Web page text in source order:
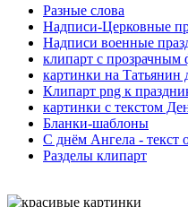
Разные слова
Надписи-Церковные
Надписи военные
клипарт с прозрачным
картинки на Татьянин
Клипарт png к
картинки с текстом
Бланки-шаблоны
С днём Ангела - текст
Разделы клипарт